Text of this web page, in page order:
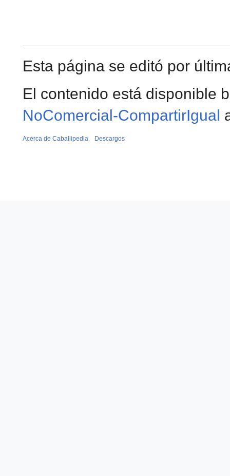
Esta página se editó por
El contenido está disponible
NoComercial-CompartirIgual
Acerca de Caballipedia Descargos